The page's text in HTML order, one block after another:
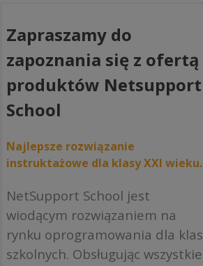
Zapraszamy do
zapoznania się z ofertą
produktów Netsupport
School
Najlepsze rozwiązanie
instruktażowe dla klasy XXI wieku.
NetSupport School jest
wiodącym rozwiązaniem na
rynku oprogramowania dla klas
szkolnych. Obsługując wszystkie